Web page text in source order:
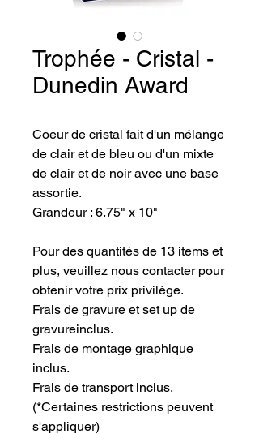
Trophée - Cristal -
Dunedin Award
Coeur de cristal fait d'un mélange
de clair et de bleu ou d'un mixte
de clair et de noir avec une base
assortie.
Grandeur : 6.75" x 10"
Pour des quantités de 13 items et
plus, veuillez nous contacter pour
obtenir votre prix privilège.
Frais de gravure et set up de
gravureinclus.
Frais de montage graphique
inclus.
Frais de transport inclus.
(*Certaines restrictions peuvent
s'appliquer)